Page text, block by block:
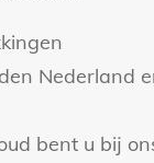
Nederland
bent u bij